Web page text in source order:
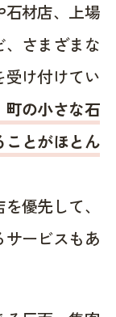
材店、上場
さまざまな
け付けてい
町の小さな石
ことがほとん
優先して、
ービスもあ